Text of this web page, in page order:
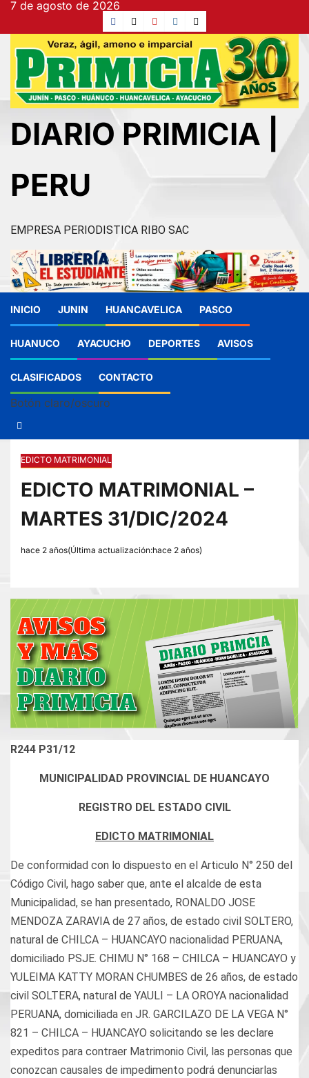
contenido
7 de agosto de 2026
Facebook
TikTokYouTube
Instagram
X
DIARIO PRIMICIA |
PERU
EMPRESA PERIODISTICA RIBO SAC
INICIO JUNIN HUANCAVELICA PASCO
HUANUCO AYACUCHO DEPORTES AVISOS
CLASIFICADOS CONTACTO
Botón claro/oscuro
EDICTO MATRIMONIAL
EDICTO MATRIMONIAL –
MARTES 31/DIC/2024
hace 2 años(Última actualización:hace 2 años)
R244 P31/12
MUNICIPALIDAD PROVINCIAL DE HUANCAYO
REGISTRO DEL ESTADO CIVIL
EDICTO MATRIMONIAL
De conformidad con lo dispuesto en el Articulo N° 250 del
Código Civil, hago saber que, ante el alcalde de esta
Municipalidad, se han presentado, RONALDO JOSE
MENDOZA ZARAVIA de 27 años, de estado civil SOLTERO,
natural de CHILCA – HUANCAYO nacionalidad PERUANA,
domiciliado PSJE. CHIMU N° 168 – CHILCA – HUANCAYO y
YULEIMA KATTY MORAN CHUMBES de 26 años, de estado
civil SOLTERA, natural de YAULI – LA OROYA nacionalidad
PERUANA, domiciliada en JR. GARCILAZO DE LA VEGA N°
821 – CHILCA – HUANCAYO solicitando se les declare
expeditos para contraer Matrimonio Civil, las personas que
conozcan causales de impedimento podrá denunciarlas